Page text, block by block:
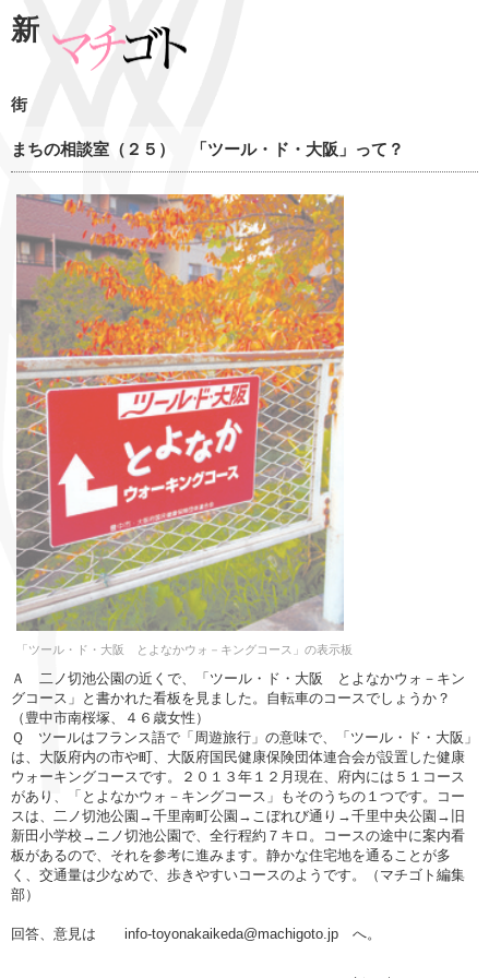
新
街
まちの相談室（２５） 「ツール・ド・大阪」って？
「ツール・ド・大阪 とよなかウォ－キングコース」の表示板
Ａ 二ノ切池公園の近くで、「ツール・ド・大阪 とよなかウォ－キン
グコース」と書かれた看板を見ました。自転車のコースでしょうか？
（豊中市南桜塚、４６歳女性）
Ｑ ツールはフランス語で「周遊旅行」の意味で、「ツール・ド・大阪」
は、大阪府内の市や町、大阪府国民健康保険団体連合会が設置した健康
ウォーキングコースです。２０１３年１２月現在、府内には５１コース
があり、「とよなかウォ－キングコース」もそのうちの１つです。コー
スは、二ノ切池公園→千里南町公園→こぼれび通り→千里中央公園→旧
新田小学校→ニノ切池公園で、全行程約７キロ。コースの途中に案内看
板があるので、それを参考に進みます。静かな住宅地を通ることが多
く、交通量は少なめで、歩きやすいコースのようです。（マチゴト編集
部）
回答、意見は info-toyonakaikeda@machigoto.jp へ。